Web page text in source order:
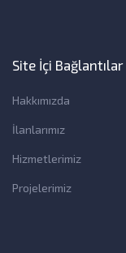
Site İçi Bağlantılar
Hakkımızda
İlanlarımız
Hizmetlerimiz
Projelerimiz